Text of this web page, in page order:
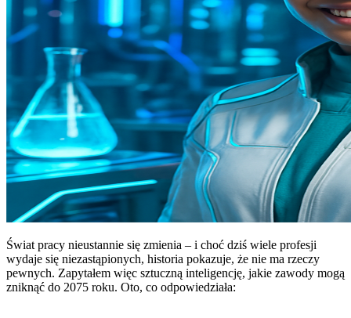
Świat pracy nieustannie się zmienia – i choć dziś wiele profesji
wydaje się niezastąpionych, historia pokazuje, że nie ma rzeczy
pewnych. Zapytałem więc sztuczną inteligencję, jakie zawody mogą
zniknąć do 2075 roku. Oto, co odpowiedziała: